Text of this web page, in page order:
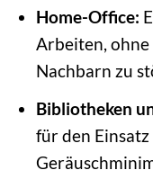
Home-Office:
Arbeiten,
Nachbarn zu
Bibliotheken
für den